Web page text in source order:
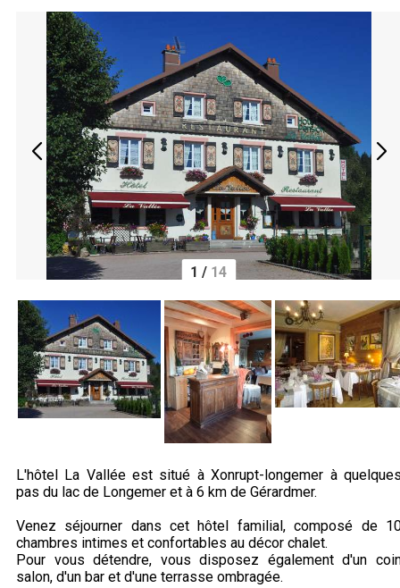
1 / 14
L'hôtel La Vallée est situé à Xonrupt-longemer à
pas du lac de Longemer et à 6 km de Gérardmer.
Venez séjourner dans cet hôtel familial, composé de
chambres intimes et confortables au décor chalet.
Pour vous détendre, vous disposez également d'un
salon, d'un bar et d'une terrasse ombragée.